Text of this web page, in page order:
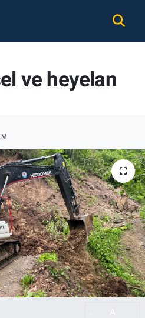
ve heyelan
ve Fikstür